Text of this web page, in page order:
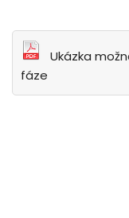
Ukázka
fáze